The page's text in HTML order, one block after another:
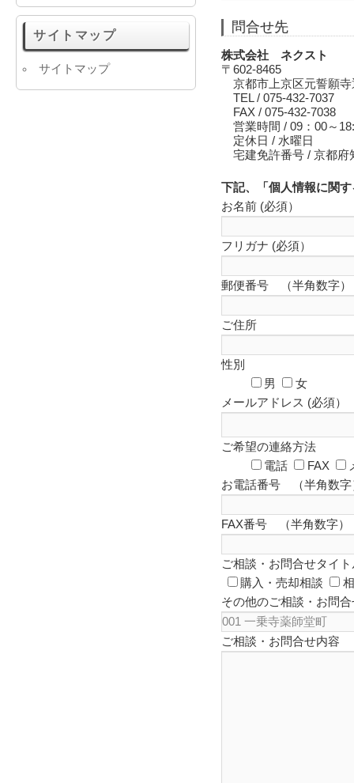
問合せ先
株式会社 ネクスト
〒602-8465
京都市上京区元誓願寺
TEL / 075-432-7037
FAX / 075-432-7038
営業時間 / 09：00～
定休日 / 水曜日
宅建免許番号 / 京都府
下記、「個人情報に関
お名前 (必須）
フリガナ (必須）
郵便番号 （半角数字）
ご住所
性別
男
女
メールアドレス (必須）
ご希望の連絡方法
電話
FAX
お電話番号 （半角数字
FAX番号 （半角数字）
ご相談・お問合せタイト
購入・売却相談
その他のご相談・お問
ご相談・お問合せ内容
サイトマップ
サイトマップ